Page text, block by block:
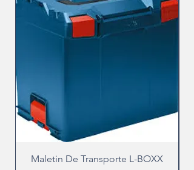
Maletin De Transporte L-BOXX